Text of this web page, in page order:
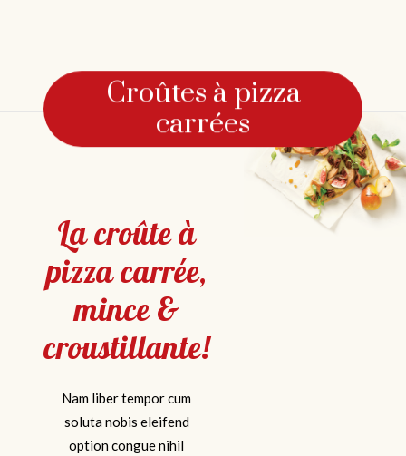
Croûtes à pizza
carrées
La croûte à
pizza carrée,
mince &
croustillante!
Nam liber tempor cum
soluta nobis eleifend
option congue nihil